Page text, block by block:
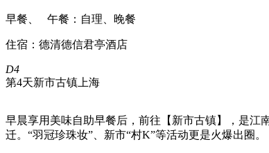
早餐、 午餐：自理、晚餐
住宿：德清德信君亭酒店
D4
第4天新市古镇 上海
早晨享用美味自助早餐后，前往【新市古镇】，是江
迁。“羽冠珍珠妆”、新市“村K”等活动更是火爆出圈。